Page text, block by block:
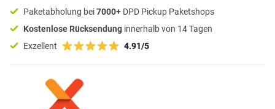
Paketabholung bei7000+ DPD Pickup Paketshops
Kostenlose Rücksendung innerhalb von 14 Tagen
Exzellent
4.91/5